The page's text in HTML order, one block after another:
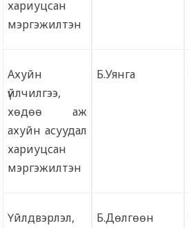
хариуцсан
мэргэжилтэн
Ахуйн
үйлчилгээ,
хөдөө аж
ахуйн асуудал
хариуцсан
мэргэжилтэн
Б.Уянга
Үйлдвэрлэл,
Б.Дөлгөөн